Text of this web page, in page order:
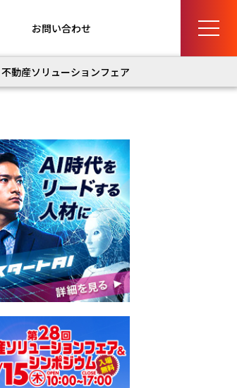
お問い合わせ
不動産ソリューションフェア